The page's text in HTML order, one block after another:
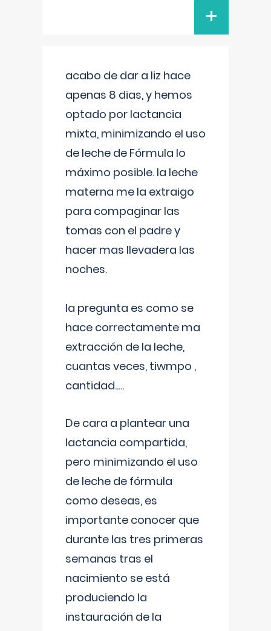
+
acabo de dar a liz hace
apenas 8 dias, y hemos
optado por lactancia
mixta, minimizando el uso
de leche de Fórmula lo
máximo posible. la leche
materna me la extraigo
para compaginar las
tomas con el padre y
hacer mas llevadera las
noches.
la pregunta es como se
hace correctamente ma
extracción de la leche,
cuantas veces, tiwmpo ,
cantidad.....
De cara a plantear una
lactancia compartida,
pero minimizando el uso
de leche de fórmula
como deseas, es
importante conocer que
durante las tres primeras
semanas tras el
nacimiento se está
produciendo la
instauración de la